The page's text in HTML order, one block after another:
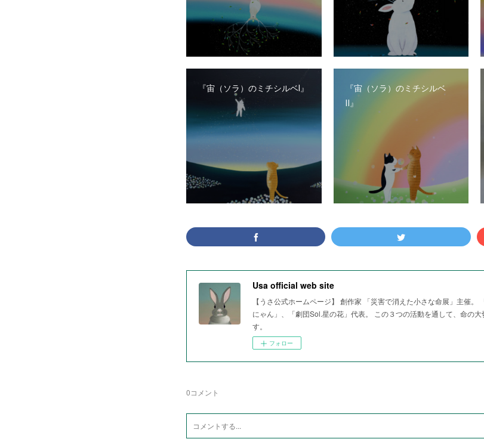
『宙（ソラ）のミチシルベⅠ』
『宙（ソラ）のミチシルベ
Ⅱ』
Usa official web site
【うさ公式ホームページ】 創作家 「災害で消えた小さな命展」主催。
にゃん」、「劇団Sol.星の花」代表。 この３つの活動を通して、命の
す。
フォロー
0コメント